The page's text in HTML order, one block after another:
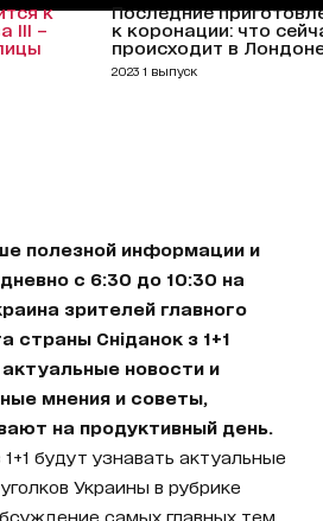
к
–
Последние
к коронации: что
происходит в
2023 1 выпуск
полезной информации и
с 6:30 до 10:30 на
зрителей главного
страны Сніданок з 1+1
новости и
мнения и советы,
на продуктивный день.
будут узнавать актуальные
Украины в рубрике
самых главных тем